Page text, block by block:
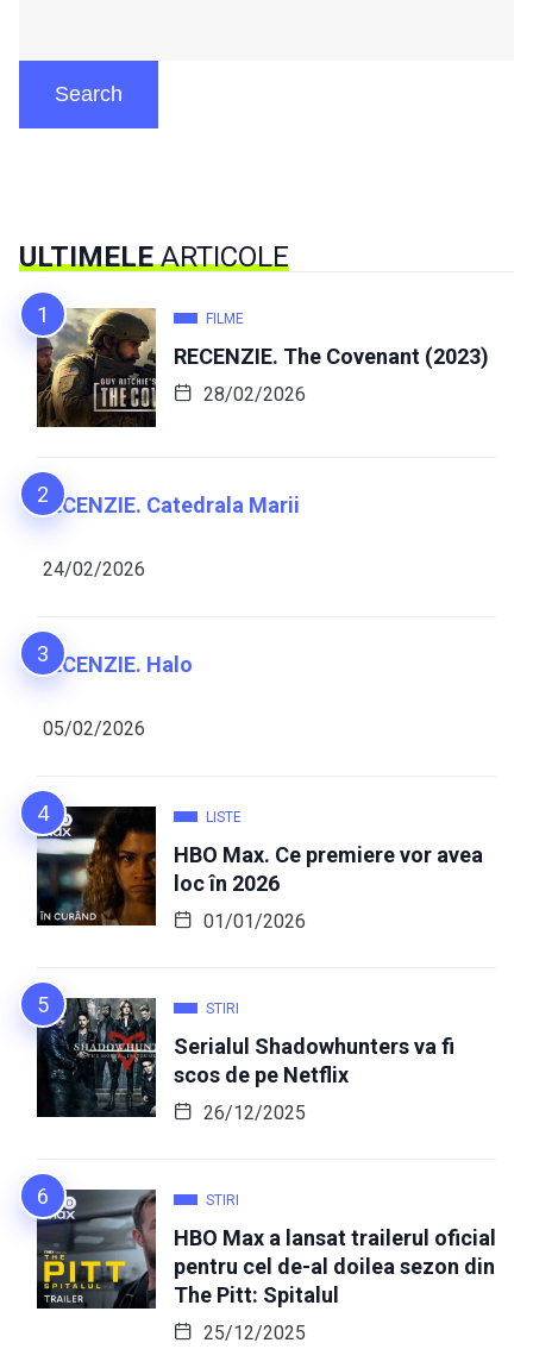
Search
ULTIMELEARTICOLE
FILME
RECENZIE. The Covenant (2023)
28/02/2026
RECENZIE. Catedrala Marii
24/02/2026
RECENZIE. Halo
05/02/2026
LISTE
HBO Max. Ce premiere vor avea
loc în 2026
01/01/2026
STIRI
Serialul Shadowhunters va fi
scos de pe Netflix
26/12/2025
STIRI
HBO Max a lansat trailerul oficial
pentru cel de-al doilea sezon din
The Pitt: Spitalul
25/12/2025